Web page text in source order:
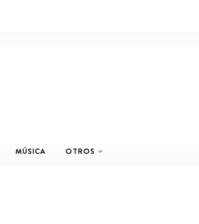
MÚSICA OTROS